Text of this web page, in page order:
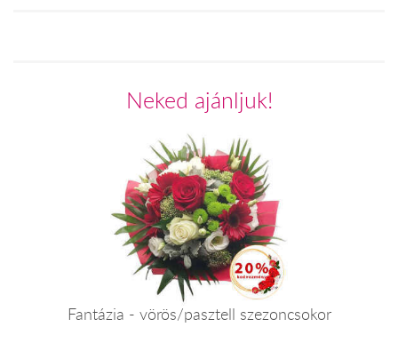
Neked ajánljuk!
Fantázia - vörös/pasztell szezoncsokor